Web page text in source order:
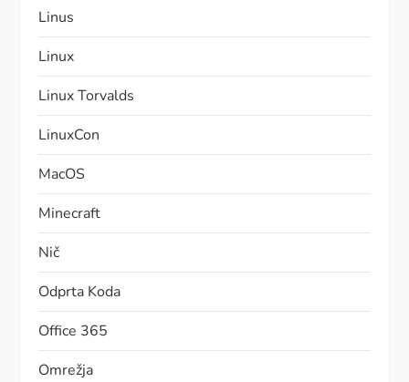
Linus
Linux
Linux Torvalds
LinuxCon
MacOS
Minecraft
Nič
Odprta Koda
Office 365
Omrežja